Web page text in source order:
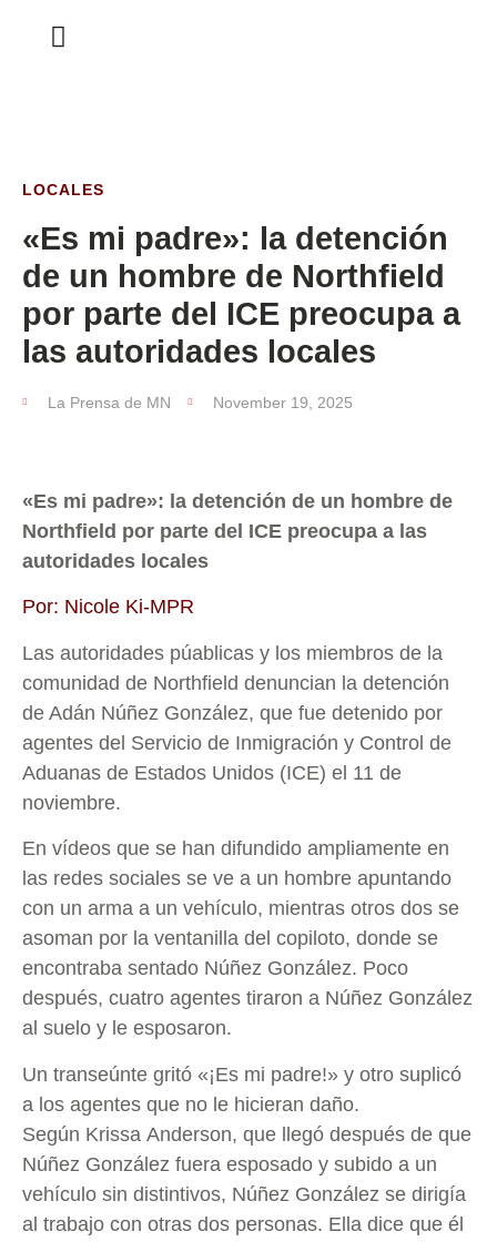
LOCALES
«Es mi padre»: la detención
de un hombre de Northfield
por parte del ICE preocupa a
las autoridades locales
La Prensa de MN November 19, 2025
«Es mi padre»: la detención de un hombre de
Northfield por parte del ICE preocupa a las
autoridades locales
Por: Nicole Ki-MPR
Las autoridades púablicas y los miembros de la
comunidad de Northfield denuncian la detención
de Adán Núñez González, que fue detenido por
agentes del Servicio de Inmigración y Control de
Aduanas de Estados Unidos (ICE) el 11 de
noviembre.
En vídeos que se han difundido ampliamente en
las redes sociales se ve a un hombre apuntando
con un arma a un vehículo, mientras otros dos se
asoman por la ventanilla del copiloto, donde se
encontraba sentado Núñez González. Poco
después, cuatro agentes tiraron a Núñez González
al suelo y le esposaron.
Un transeúnte gritó «¡Es mi padre!» y otro suplicó
a los agentes que no le hicieran daño.
Según Krissa Anderson, que llegó después de que
Núñez González fuera esposado y subido a un
vehículo sin distintivos, Núñez González se dirigía
al trabajo con otras dos personas. Ella dice que él